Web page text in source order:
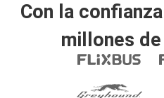
Con la
millones